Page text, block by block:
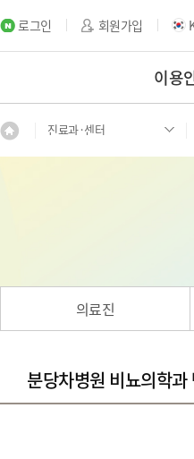
로그인 회원가입
이용
진료과·센터
의료진
분당차병원 비뇨의학과